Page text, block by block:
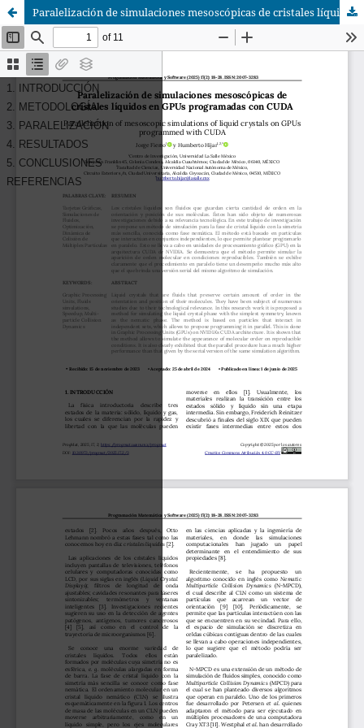
Paralelización de simulaciones mesoscópicas de cristales líquidos en GPUs programadas con CUDA